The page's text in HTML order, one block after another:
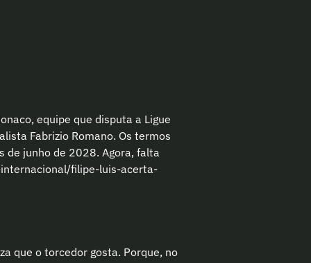
equipe que disputa a Ligue
Fabrizio Romano. Os termos
de junho de 2028. Agora, falta
filipe-luis-acerta-
que o torcedor gosta. Porque, no